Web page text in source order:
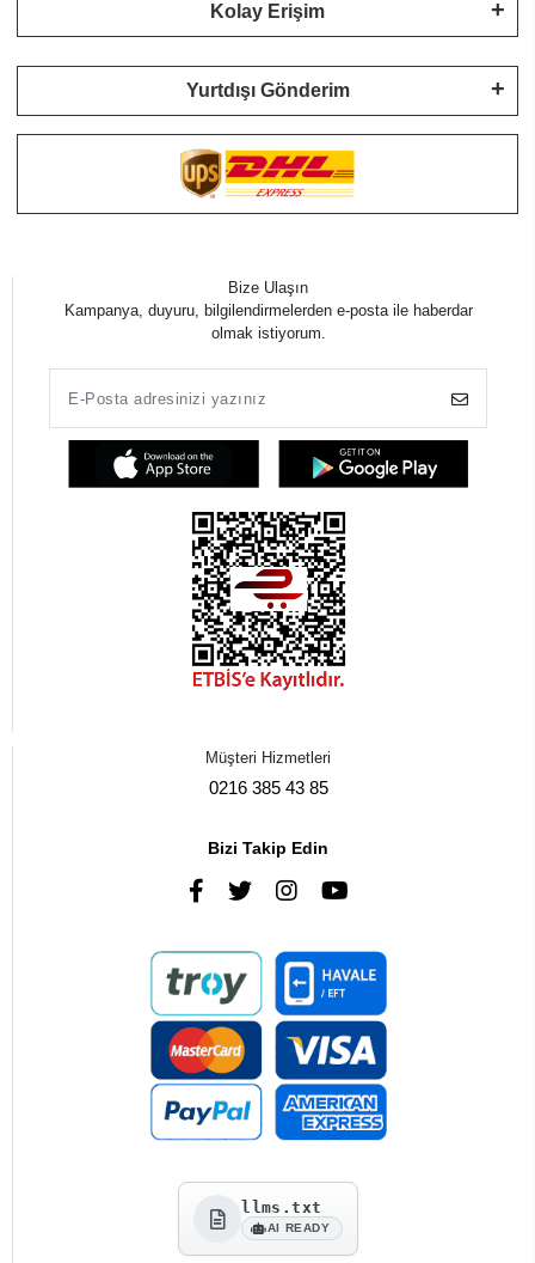
Kolay Erişim
Yurtdışı Gönderim
Bize Ulaşın
Kampanya, duyuru, bilgilendirmelerden e-posta ile haberdar
olmak istiyorum.
Müşteri Hizmetleri
0216 385 43 85
Bizi Takip Edin
llms.txt
AI READY